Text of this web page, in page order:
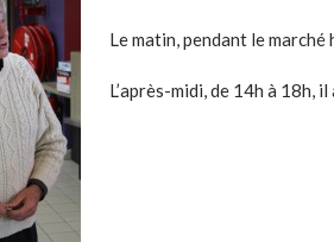
Le matin, pendant le
L’après-midi, de 14h à 18h,